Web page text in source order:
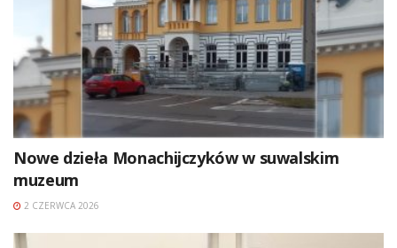
Nowe dzieła Monachijczyków w suwalskim
muzeum
2 CZERWCA 2026